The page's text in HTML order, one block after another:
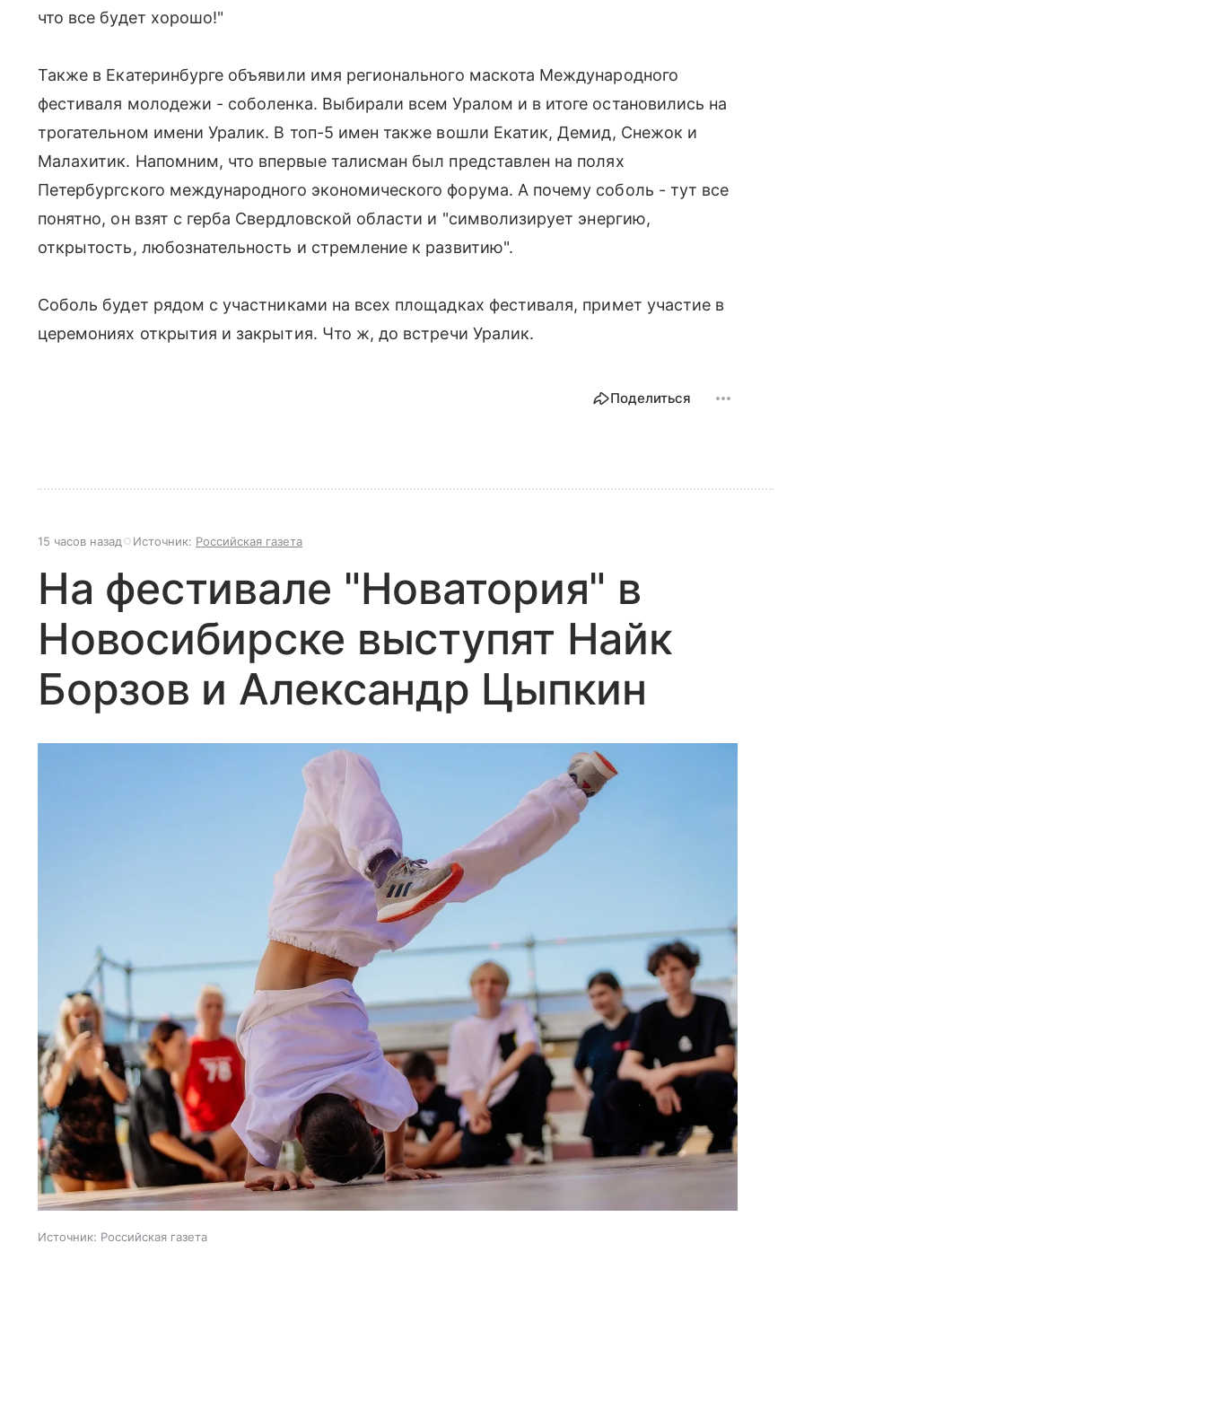
что все будет хорошо!"
Также в Екатеринбурге объявили имя регионального маскота Международного
фестиваля молодежи - соболенка. Выбирали всем Уралом и в итоге остановились на
трогательном имени Уралик. В топ-5 имен также вошли Екатик, Демид, Снежок и
Малахитик. Напомним, что впервые талисман был представлен на полях
Петербургского международного экономического форума. А почему соболь - тут все
понятно, он взят с герба Свердловской области и "символизирует энергию,
открытость, любознательность и стремление к развитию".
Соболь будет рядом с участниками на всех площадках фестиваля, примет участие в
церемониях открытия и закрытия. Что ж, до встречи Уралик.
Поделиться
15 часов назад Источник: Российская газета
На фестивале "Новатория" в
Новосибирске выступят Найк
Борзов и Александр Цыпкин
Источник: Российская газета